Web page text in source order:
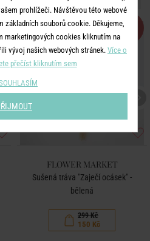
BESTSELLER -50
FLOWER MARKET
Sušená tráva "Zaječí ocásek" -
bělená
299 Kč
150 Kč
prohlížeči. Návštěvou této webové
základních souborů cookie. Děkujeme,
marketingových cookies kliknutím na
vývoj našich webových stránek. Více o
přečíst kliknutím sem